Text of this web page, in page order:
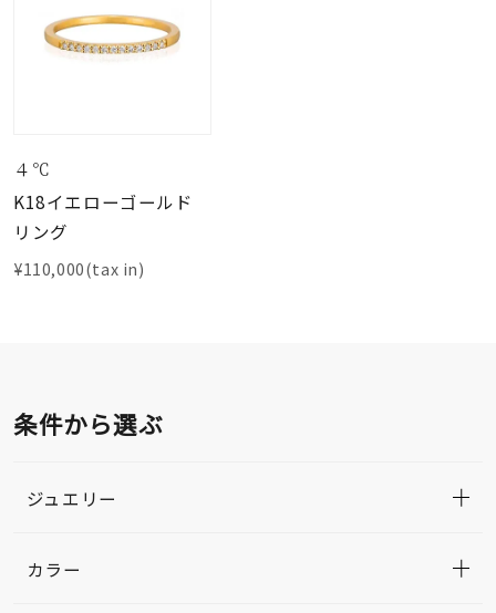
４℃
K18イエローゴールド
リング
¥110,000(tax in)
条件から選ぶ
ジュエリー
カラー